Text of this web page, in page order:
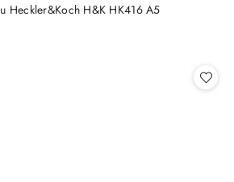
Heckler&Koch H&K HK416 A5